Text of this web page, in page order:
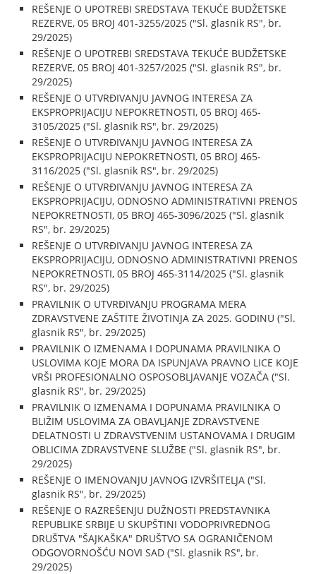
REŠENJE O UPOTREBI SREDSTAVA TEKUĆE BUDŽETSKE
REZERVE, 05 BROJ 401-3255/2025 ("Sl. glasnik RS", br.
29/2025)
REŠENJE O UPOTREBI SREDSTAVA TEKUĆE BUDŽETSKE
REZERVE, 05 BROJ 401-3257/2025 ("Sl. glasnik RS", br.
29/2025)
REŠENJE O UTVRĐIVANJU JAVNOG INTERESA ZA
EKSPROPRIJACIJU NEPOKRETNOSTI, 05 BROJ 465-
3105/2025 ("Sl. glasnik RS", br. 29/2025)
REŠENJE O UTVRĐIVANJU JAVNOG INTERESA ZA
EKSPROPRIJACIJU NEPOKRETNOSTI, 05 BROJ 465-
3116/2025 ("Sl. glasnik RS", br. 29/2025)
REŠENJE O UTVRĐIVANJU JAVNOG INTERESA ZA
EKSPROPRIJACIJU, ODNOSNO ADMINISTRATIVNI PRENOS
NEPOKRETNOSTI, 05 BROJ 465-3096/2025 ("Sl. glasnik
RS", br. 29/2025)
REŠENJE O UTVRĐIVANJU JAVNOG INTERESA ZA
EKSPROPRIJACIJU, ODNOSNO ADMINISTRATIVNI PRENOS
NEPOKRETNOSTI, 05 BROJ 465-3114/2025 ("Sl. glasnik
RS", br. 29/2025)
PRAVILNIK O UTVRĐIVANJU PROGRAMA MERA
ZDRAVSTVENE ZAŠTITE ŽIVOTINJA ZA 2025. GODINU ("Sl.
glasnik RS", br. 29/2025)
PRAVILNIK O IZMENAMA I DOPUNAMA PRAVILNIKA O
USLOVIMA KOJE MORA DA ISPUNJAVA PRAVNO LICE KOJE
VRŠI PROFESIONALNO OSPOSOBLJAVANJE VOZAČA ("Sl.
glasnik RS", br. 29/2025)
PRAVILNIK O IZMENAMA I DOPUNAMA PRAVILNIKA O
BLIŽIM USLOVIMA ZA OBAVLJANJE ZDRAVSTVENE
DELATNOSTI U ZDRAVSTVENIM USTANOVAMA I DRUGIM
OBLICIMA ZDRAVSTVENE SLUŽBE ("Sl. glasnik RS", br.
29/2025)
REŠENJE O IMENOVANJU JAVNOG IZVRŠITELJA ("Sl.
glasnik RS", br. 29/2025)
REŠENJE O RAZREŠENJU DUŽNOSTI PREDSTAVNIKA
REPUBLIKE SRBIJE U SKUPŠTINI VODOPRIVREDNOG
DRUŠTVA "ŠAJKAŠKA" DRUŠTVO SA OGRANIČENOM
ODGOVORNOŠĆU NOVI SAD ("Sl. glasnik RS", br.
29/2025)